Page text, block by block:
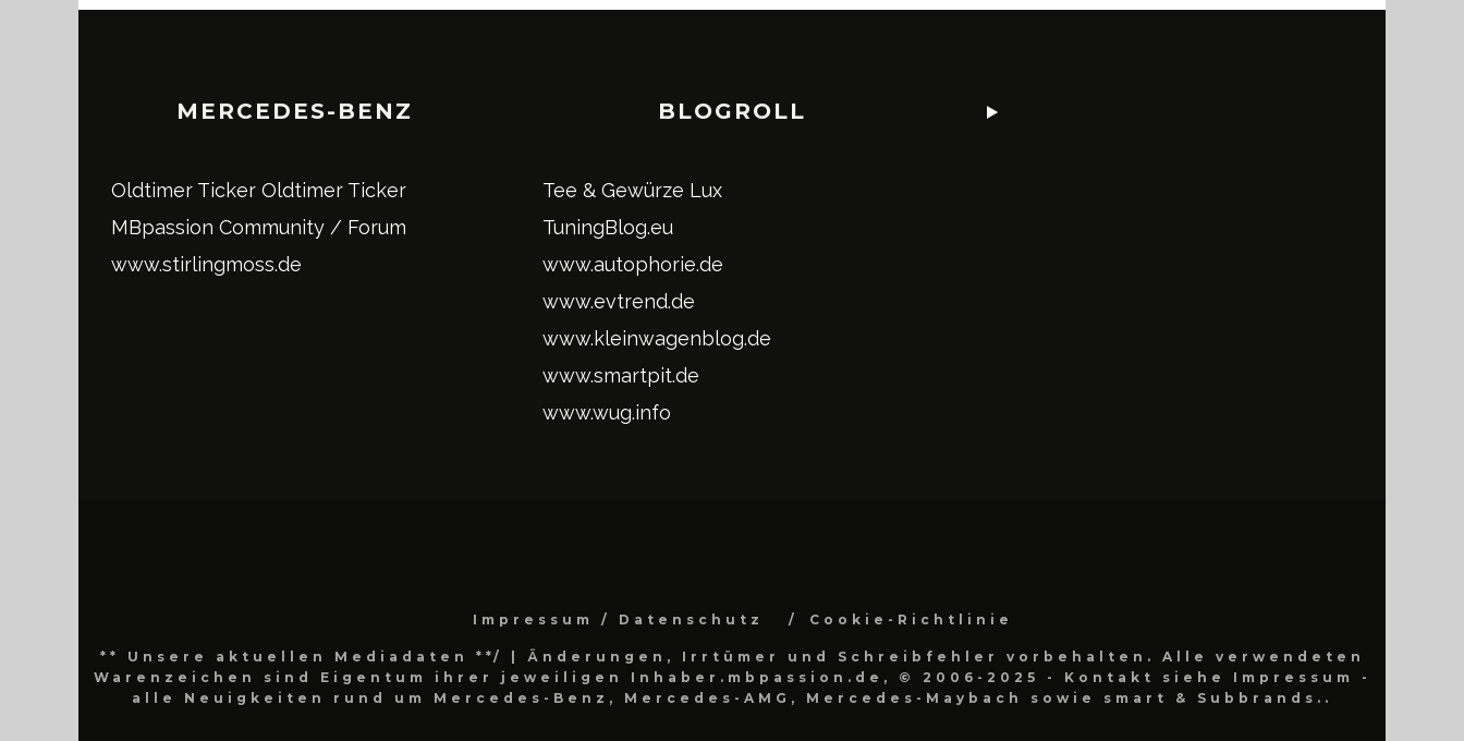
MERCEDES-BENZ
Oldtimer Ticker Oldtimer Ticker
MBpassion Community / Forum
www.stirlingmoss.de
BLOGROLL
Tee & Gewürze Lux
TuningBlog.eu
www.autophorie.de
www.evtrend.de
www.kleinwagenblog.de
www.smartpit.de
www.wug.info
Impressum / Datenschutz Cookie-Richtlinie
** Unsere aktuellen Mediadaten **/
| Änderungen, Irrtümer und Schreibfehler vorbehalten. Alle verwendeten
Warenzeichen sind Eigentum ihrer jeweiligen Inhaber.mbpassion.de, © 2006-2025 - Kontakt siehe Impressum -
alle Neuigkeiten rund um Mercedes-Benz, Mercedes-AMG, Mercedes-Maybach sowie smart & Subbrands..